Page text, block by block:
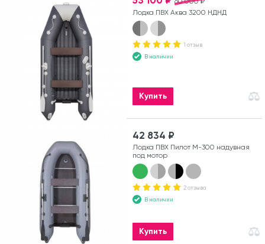
Лодка ПВХ Аква 3200 НДНД
1 отзыв
В наличии
Купить
42 834 ₽
Лодка ПВХ Пилот М-300 надувная
под мотор
2 отзыва
В наличии
Купить